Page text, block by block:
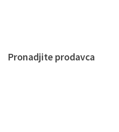
Pronadjite prodavca